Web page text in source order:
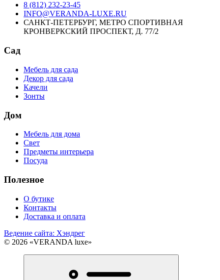
8 (812) 232-23-45
INFO@VERANDA-LUXE.RU
САНКТ-ПЕТЕРБУРГ, МЕТРО СПОРТИВНАЯ
КРОНВЕРКСКИЙ ПРОСПЕКТ, Д. 77/2
Сад
Мебель для сада
Декор для сада
Качели
Зонты
Дом
Мебель для дома
Свет
Предметы интерьера
Посуда
Полезное
О бутике
Контакты
Доставка и оплата
Ведение сайта: Хэндрег
© 2026 «VERANDA luxe»